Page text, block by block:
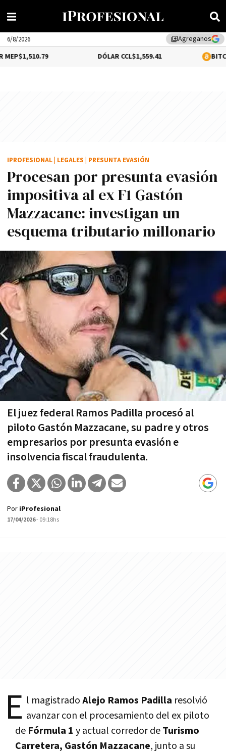
library_addAgreganos
6/8/2026
$1,559.41 0.16%
Procesan por presunta evasión
impositiva al ex F1 Gastón
Mazzacane: investigan un
esquema tributario millonario
El juez federal Ramos Padilla procesó al
piloto Gastón Mazzacane, su padre y otros
empresarios por presunta evasión e
insolvencia fiscal fraudulenta.
IPROFESIONAL LEGALES PRESUNTA EVASIÓN
Por iProfesional
17/04/2026- 09:18hs
E l magistradoAlejo Ramos Padilla resolvió
avanzar con el procesamiento del ex piloto
de Fórmula 1 y actual corredor deTurismo
Carretera, Gastón Mazzacane, junto a su